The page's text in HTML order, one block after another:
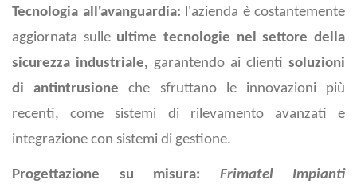
Tecnologia all'avanguardia: l'azienda è costantemente
aggiornata sulle ultime tecnologie nel settore della
sicurezza industriale, garantendo ai clienti soluzioni
di antintrusione che sfruttano le innovazioni più
recenti, come sistemi di rilevamento avanzati e
integrazione con sistemi di gestione.
Progettazione su misura: Frimatel Impianti